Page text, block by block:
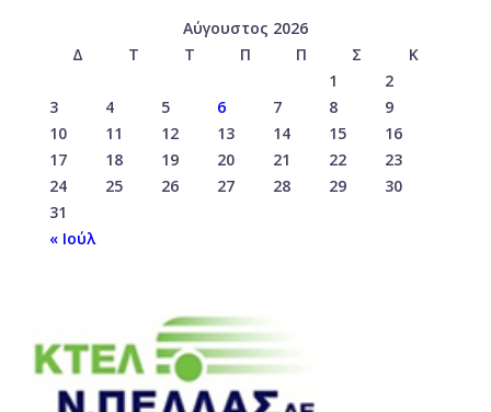
Αύγουστος 2026
Δ
Τ Τ Π Π Σ
Κ
1
2
3
4 5 6 7 8
9
10
11 12 13 14 15
16
17
18 19 20 21 22
23
24
25 26 27 28 29
30
31
« Ιούλ